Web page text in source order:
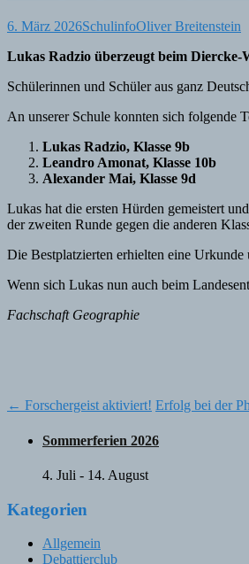
6. März 2026SchulinfoOliver Breitenstein
Lukas Radzio überzeugt beim Diercke-
Schülerinnen und Schüler aus ganz
An unserer Schule konnten sich folgende
Lukas Radzio, Klasse 9b
Leandro Amonat, Klasse 10b
Alexander Mai, Klasse 9d
Lukas hat die ersten Hürden gemeistert
der zweiten Runde gegen die anderen
Die Bestplatzierten erhielten eine
Wenn sich Lukas nun auch beim
Fachschaft Geographie
Post
navigation
← Forschergeist aktiviert! Erfolg bei der
Sommerferien 2026
4. Juli - 14. August
Kategorien
Allgemein
Debattierclub